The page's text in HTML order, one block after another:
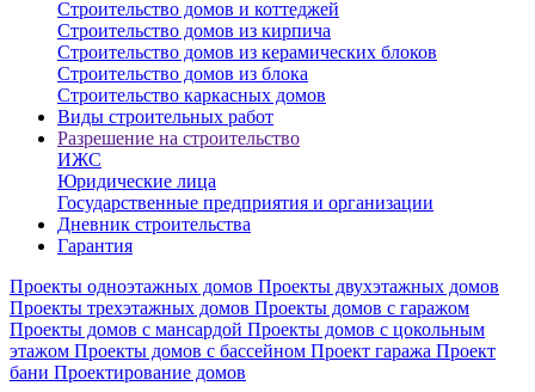
Строительство домов и коттеджей
Строительство домов из кирпича
Строительство домов из керамических блоков
Строительство домов из блока
Строительство каркасных домов
Виды строительных работ
Разрешение на строительство
ИЖС
Юридические лица
Государственные предприятия и организации
Дневник строительства
Гарантия
Проекты одноэтажных домов Проекты двухэтажных домов
Проекты трехэтажных домов Проекты домов с гаражом
Проекты домов с мансардой Проекты домов с цокольным
этажом Проекты домов с бассейном Проект гаража Проект
бани Проектирование домов